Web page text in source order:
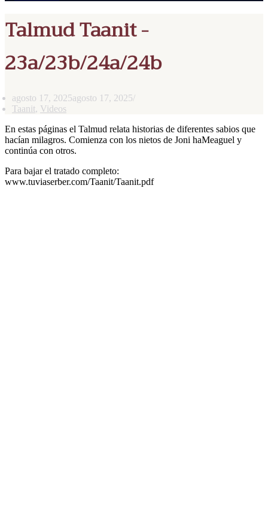
Talmud Taanit -
23a/23b/24a/24b
agosto 17, 2025agosto 17, 2025
Taanit, Videos
En estas páginas el Talmud relata historias de diferentes sabios que
hacían milagros. Comienza con los nietos de Joni haMeaguel y
continúa con otros.
Para bajar el tratado completo:
www.tuviaserber.com/Taanit/Taanit.pdf